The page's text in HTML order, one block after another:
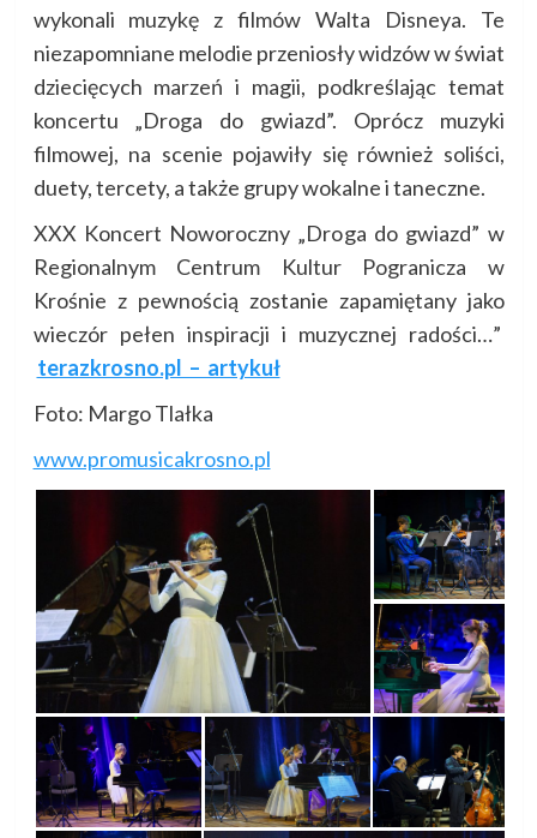
wykonali muzykę z filmów Walta Disneya. Te
niezapomniane melodie przeniosły widzów w świat
dziecięcych marzeń i magii, podkreślając temat
koncertu „Droga do gwiazd”. Oprócz muzyki
filmowej, na scenie pojawiły się również soliści,
duety, tercety, a także grupy wokalne i taneczne.
XXX Koncert Noworoczny „Droga do gwiazd” w
Regionalnym Centrum Kultur Pogranicza w
Krośnie z pewnością zostanie zapamiętany jako
wieczór pełen inspiracji i muzycznej radości…”
terazkrosno.pl – artykuł
Foto: Margo Tlałka
www.promusicakrosno.pl